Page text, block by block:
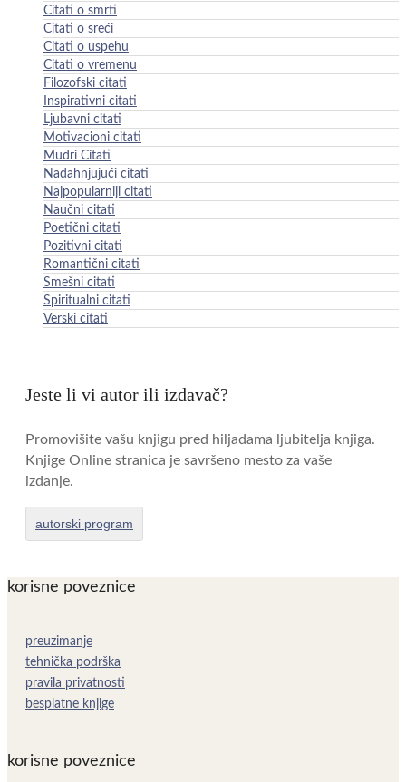
Citati o smrti
Citati o sreći
Citati o uspehu
Citati o vremenu
Filozofski citati
Inspirativni citati
Ljubavni citati
Motivacioni citati
Mudri Citati
Nadahnjujući citati
Najpopularniji citati
Naučni citati
Poetični citati
Pozitivni citati
Romantični citati
Smešni citati
Spiritualni citati
Verski citati
Jeste li vi autor ili izdavač?
Promovišite vašu knjigu pred hiljadama ljubitelja knjiga.
Knjige Online stranica je savršeno mesto za vaše
izdanje.
autorski program
korisne poveznice
preuzimanje
tehnička podrška
pravila privatnosti
besplatne knjige
korisne poveznice